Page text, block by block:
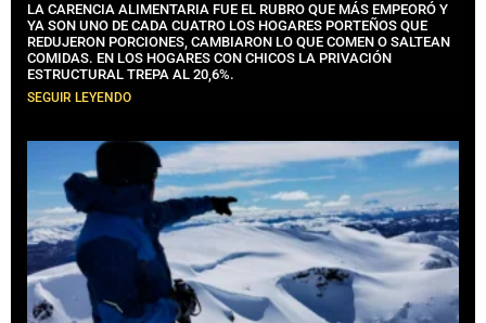
LA CARENCIA ALIMENTARIA FUE EL RUBRO QUE MÁS EMPEORÓ Y
YA SON UNO DE CADA CUATRO LOS HOGARES PORTEÑOS QUE
REDUJERON PORCIONES, CAMBIARON LO QUE COMEN O SALTEAN
COMIDAS. EN LOS HOGARES CON CHICOS LA PRIVACIÓN
ESTRUCTURAL TREPA AL 20,6%.
SEGUIR LEYENDO